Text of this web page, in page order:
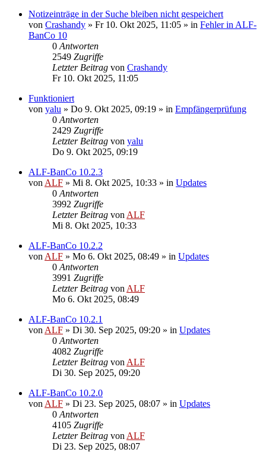
Notizeinträge in der Suche bleiben nicht gespeichert
von Crashandy » Fr 10. Okt 2025, 11:05 » in Fehler in ALF-
BanCo 10
0 Antworten
2549 Zugriffe
Letzter Beitrag von Crashandy
Fr 10. Okt 2025, 11:05
Funktioniert
von yalu » Do 9. Okt 2025, 09:19 » in Empfängerprüfung
0 Antworten
2429 Zugriffe
Letzter Beitrag von yalu
Do 9. Okt 2025, 09:19
ALF-BanCo 10.2.3
von ALF » Mi 8. Okt 2025, 10:33 » in Updates
0 Antworten
3992 Zugriffe
Letzter Beitrag von ALF
Mi 8. Okt 2025, 10:33
ALF-BanCo 10.2.2
von ALF » Mo 6. Okt 2025, 08:49 » in Updates
0 Antworten
3991 Zugriffe
Letzter Beitrag von ALF
Mo 6. Okt 2025, 08:49
ALF-BanCo 10.2.1
von ALF » Di 30. Sep 2025, 09:20 » in Updates
0 Antworten
4082 Zugriffe
Letzter Beitrag von ALF
Di 30. Sep 2025, 09:20
ALF-BanCo 10.2.0
von ALF » Di 23. Sep 2025, 08:07 » in Updates
0 Antworten
4105 Zugriffe
Letzter Beitrag von ALF
Di 23. Sep 2025, 08:07